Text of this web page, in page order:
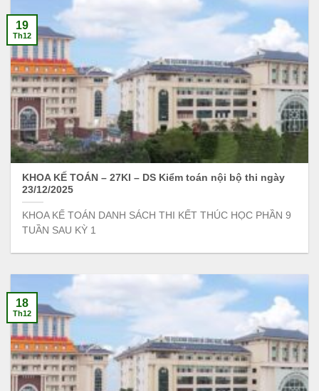
KHOA KẾ TOÁN – 27KI – DS Kiểm toán nội bộ thi ngày
23/12/2025
KHOA KẾ TOÁN DANH SÁCH THI KẾT THÚC HỌC PHẦN 9
TUẦN SAU KỲ 1
19
Th12
18
Th12